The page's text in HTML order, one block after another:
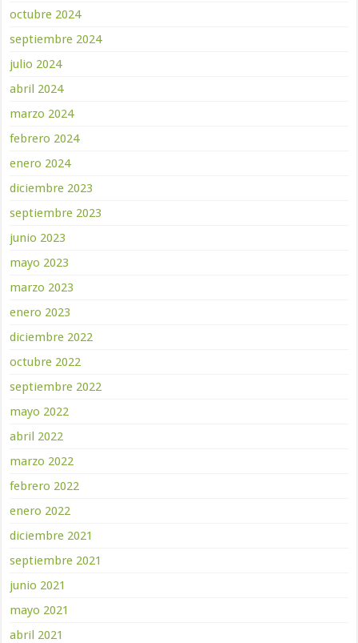
octubre 2024
septiembre 2024
julio 2024
abril 2024
marzo 2024
febrero 2024
enero 2024
diciembre 2023
septiembre 2023
junio 2023
mayo 2023
marzo 2023
enero 2023
diciembre 2022
octubre 2022
septiembre 2022
mayo 2022
abril 2022
marzo 2022
febrero 2022
enero 2022
diciembre 2021
septiembre 2021
junio 2021
mayo 2021
abril 2021